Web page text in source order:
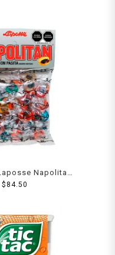
Napolitan
sabores surtidos
$ 84.50